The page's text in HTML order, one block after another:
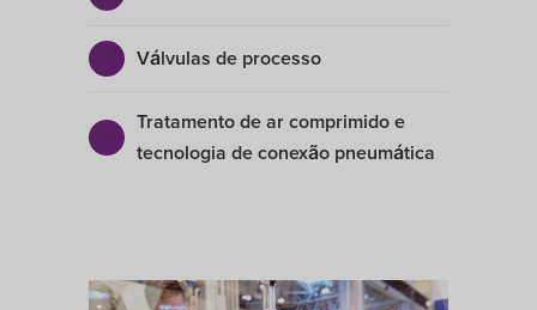
Válvulas de processo
Tratamento de ar comprimido e
tecnologia de conexão pneumática